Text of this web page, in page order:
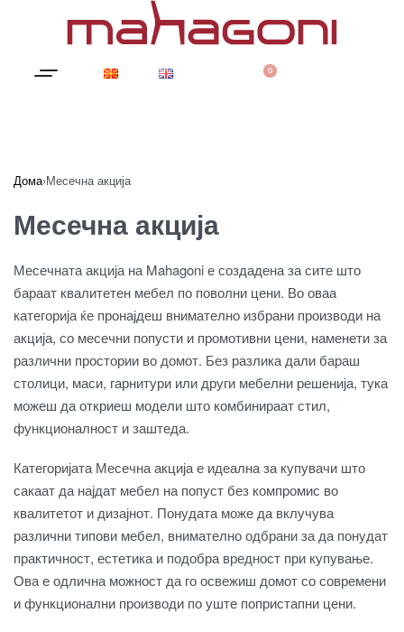
0
Дома›Месечна акција
Месечна акција
Месечната акција на Mahagoni е создадена за сите што
бараат квалитетен мебел по поволни цени. Во оваа
категорија ќе пронајдеш внимателно избрани производи на
акција, со месечни попусти и промотивни цени, наменети за
различни простории во домот. Без разлика дали бараш
столици, маси, гарнитури или други мебелни решенија, тука
можеш да откриеш модели што комбинираат стил,
функционалност и заштеда.
Категоријата Месечна акција е идеална за купувачи што
сакаат да најдат мебел на попуст без компромис во
квалитетот и дизајнот. Понудата може да вклучува
различни типови мебел, внимателно одбрани за да понудат
практичност, естетика и подобра вредност при купување.
Ова е одлична можност да го освежиш домот со современи
и функционални производи по уште попристапни цени.